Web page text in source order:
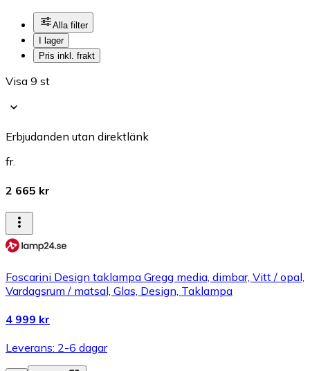
Alla filter
I lager
Pris inkl. frakt
Visa 9 st
Erbjudanden utan direktlänk
fr.
2 665 kr
Foscarini Design taklampa Gregg media, dimbar, Vitt / opal,
Vardagsrum / matsal, Glas, Design, Taklampa
4 999 kr
Leverans: 2-6 dagar